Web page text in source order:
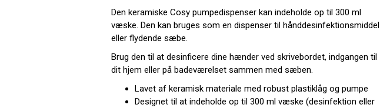
Den keramiske Cosy pumpedispenser kan indeholde op til 300 ml
væske. Den kan bruges som en dispenser til hånddesinfektionsmiddel
eller flydende sæbe.
Brug den til at desinficere dine hænder ved skrivebordet, indgangen til
dit hjem eller på badeværelset sammen med sæben.
Lavet af keramisk materiale med robust plastiklåg og pumpe
Designet til at indeholde op til 300 ml væske (desinfektion eller